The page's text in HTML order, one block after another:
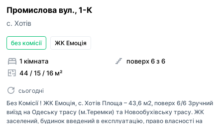
Промислова вул., 1-К
с. Хотів
без комісії ЖК Емоція
1 кімната
44 / 15 / 16 м²
поверх 6 з 6
сьогодні
Без Комісії ! ЖК Емоція, с. Хотів Площа – 43,6 м2, поверх 6/6 Зручний
виїзд на Одеську трасу (м.Теремки) та Новообухівську трасу. ЖК
заселений, будинок введений в експлуатацію, право власності на